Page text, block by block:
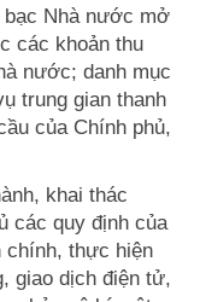
bạc Nhà nước mở
các khoản thu
nước; danh mục
trung gian thanh
của Chính phủ,
khai thác
các quy định của
chính, thực hiện
giao dịch điện tử,